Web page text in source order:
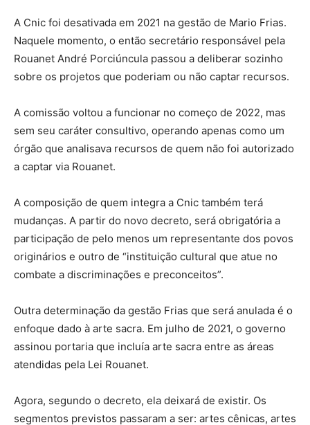
A Cnic foi desativada em 2021 na gestão de Mario Frias.
Naquele momento, o então secretário responsável pela
Rouanet André Porciúncula passou a deliberar sozinho
sobre os projetos que poderiam ou não captar recursos.
A comissão voltou a funcionar no começo de 2022, mas
sem seu caráter consultivo, operando apenas como um
órgão que analisava recursos de quem não foi autorizado
a captar via Rouanet.
A composição de quem integra a Cnic também terá
mudanças. A partir do novo decreto, será obrigatória a
participação de pelo menos um representante dos povos
originários e outro de “instituição cultural que atue no
combate a discriminações e preconceitos”.
Outra determinação da gestão Frias que será anulada é o
enfoque dado à arte sacra. Em julho de 2021, o governo
assinou portaria que incluía arte sacra entre as áreas
atendidas pela Lei Rouanet.
Agora, segundo o decreto, ela deixará de existir. Os
segmentos previstos passaram a ser: artes cênicas, artes